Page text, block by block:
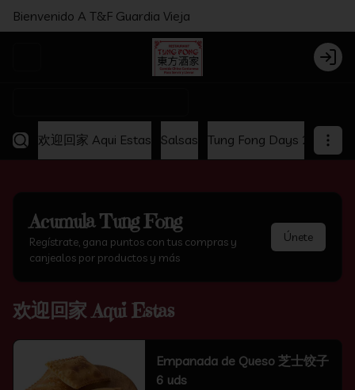
Bienvenido A T&F Guardia Vieja
Login
欢迎回家 Aqui Estas Salsas Tung Fong Days 2x1
AcumulaTung Fong
Regístrate, gana puntos con tus compras y
canjealos por productos y más
Únete
欢迎回家 Aqui Estas
Empanada de Queso 芝士饺子
6 uds